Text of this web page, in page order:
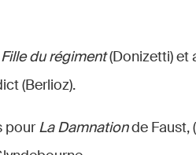
du régiment(Donizetti) et
(Berlioz).
pourLa Damnationde Faust,